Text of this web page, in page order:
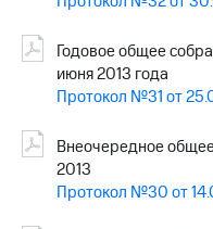
Годовое общее
июня 2013 года
Протокол №31 от
Внеочередное
2013
Протокол №30 от